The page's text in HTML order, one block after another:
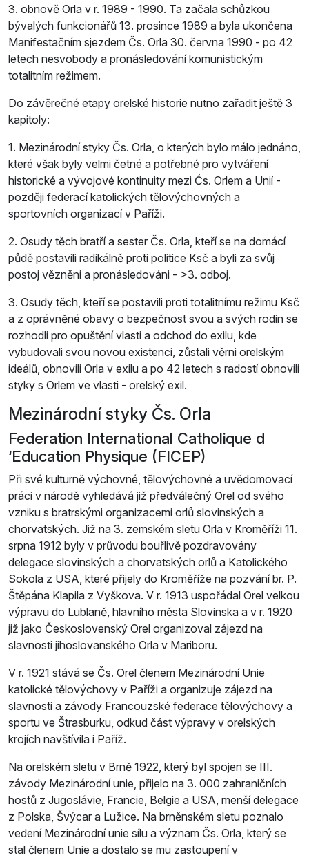
3. obnově Orla v r. 1989 - 1990. Ta začala schůzkou
bývalých funkcionářů 13. prosince 1989 a byla ukončena
Manifestačním sjezdem Čs. Orla 30. června 1990 - po 42
letech nesvobody a pronásledování komunistickým
totalitním režimem.
Do závěrečné etapy orelské historie nutno zařadit ještě 3
kapitoly:
1. Mezinárodní styky Čs. Orla, o kterých bylo málo jednáno,
které však byly velmi četné a potřebné pro vytváření
historické a vývojové kontinuity mezi Ćs. Orlem a Unií -
později federací katolických tělovýchovných a
sportovních organizací v Paříži.
2. Osudy těch bratří a sester Čs. Orla, kteří se na domácí
půdě postavili radikálně proti politice Ksč a byli za svůj
postoj vězněni a pronásledováni - >3. odboj.
3. Osudy těch, kteří se postavili proti totalitnímu režimu Ksč
a z oprávněné obavy o bezpečnost svou a svých rodin se
rozhodli pro opuštění vlasti a odchod do exilu, kde
vybudovali svou novou existenci, zůstali věrni orelským
ideálů, obnovili Orla v exilu a po 42 letech s radostí obnovili
styky s Orlem ve vlasti - orelský exil.
Mezinárodní styky Čs. Orla
Federation International Catholique d
‘Education Physique (FICEP)
Při své kulturně výchovné, tělovýchovné a uvědomovací
práci v národě vyhledává již předválečný Orel od svého
vzniku s bratrskými organizacemi orlů slovinských a
chorvatských. Již na 3. zemském sletu Orla v Kroměříži 11.
srpna 1912 byly v průvodu bouřlivě pozdravovány
delegace slovinských a chorvatských orlů a Katolického
Sokola z USA, které přijely do Kroměříže na pozvání br. P.
Štěpána Klapila z Vyškova. V r. 1913 uspořádal Orel velkou
výpravu do Lublaně, hlavního města Slovinska a v r. 1920
již jako Československý Orel organizoval zájezd na
slavnosti jihoslovanského Orla v Mariboru.
V r. 1921 stává se Čs. Orel členem Mezinárodní Unie
katolické tělovýchovy v Paříži a organizuje zájezd na
slavnosti a závody Francouzské federace tělovýchovy a
sportu ve Štrasburku, odkud část výpravy v orelských
krojích navštívila i Paříž.
Na orelském sletu v Brně 1922, který byl spojen se III.
závody Mezinárodní unie, přijelo na 3. 000 zahraničních
hostů z Jugoslávie, Francie, Belgie a USA, menší delegace
z Polska, Švýcar a Lužice. Na brněnském sletu poznalo
vedení Mezinárodní unie sílu a význam Čs. Orla, který se
stal členem Unie a dostalo se mu zastoupení v